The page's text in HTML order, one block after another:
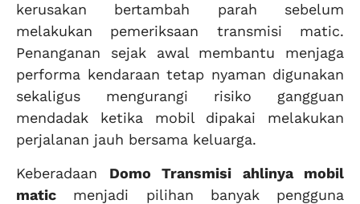
kerusakan bertambah parah sebelum
melakukan pemeriksaan transmisi matic.
Penanganan sejak awal membantu menjaga
performa kendaraan tetap nyaman digunakan
sekaligus mengurangi risiko gangguan
mendadak ketika mobil dipakai melakukan
perjalanan jauh bersama keluarga.
Keberadaan Domo Transmisi ahlinya mobil
matic menjadi pilihan banyak pengguna